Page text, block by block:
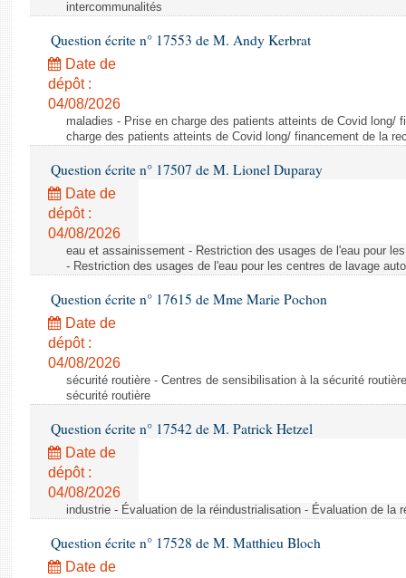
intercommunalités
Question écrite n° 17553 de M. Andy Kerbrat
Date de
dépôt :
04/08/2026
maladies - Prise en charge des patients atteints de Covid long/
charge des patients atteints de Covid long/ financement de la
Question écrite n° 17507 de M. Lionel Duparay
Date de
dépôt :
04/08/2026
eau et assainissement - Restriction des usages de l'eau pour
- Restriction des usages de l'eau pour les centres de lavage
Question écrite n° 17615 de Mme Marie Pochon
Date de
dépôt :
04/08/2026
sécurité routière - Centres de sensibilisation à la sécurité
sécurité routière
Question écrite n° 17542 de M. Patrick Hetzel
Date de
dépôt :
04/08/2026
industrie - Évaluation de la réindustrialisation - Évaluation de la
Question écrite n° 17528 de M. Matthieu Bloch
Date de